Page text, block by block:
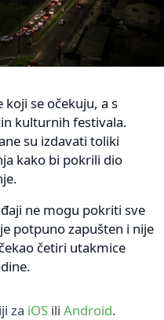
se očekuju, a s
kulturnih festivala.
su izdavati toliki
kako bi pokrili dio
ne mogu pokriti sve
potpuno zapušten i nije
četiri utakmice
za iOS ili Android.